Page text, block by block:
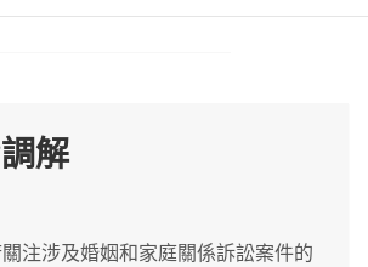
解
涉及婚姻和家庭關係訴訟案件的